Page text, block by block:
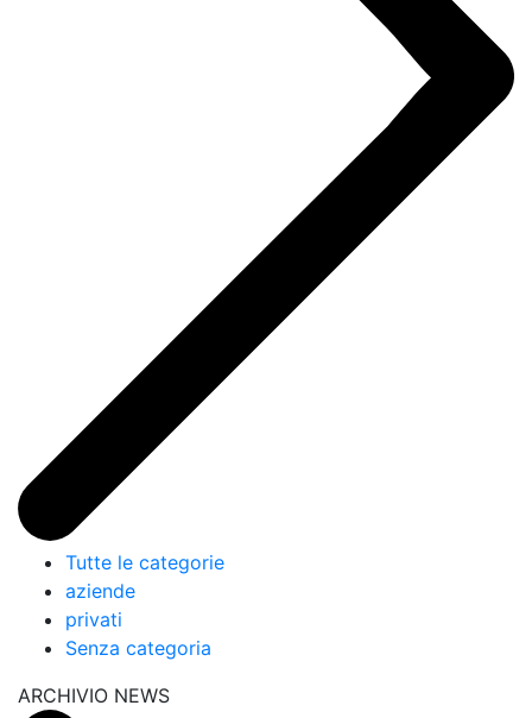
Tutte le categorie
aziende
privati
Senza categoria
ARCHIVIO NEWS